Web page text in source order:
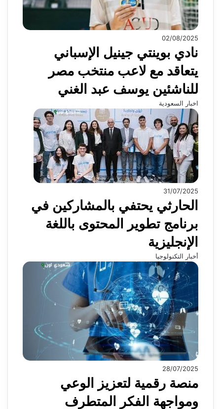
02/08/2025
نادي بوينتي جينيل الإسباني
يتعاقد مع لاعب منتخب مصر
للناشئين يوسف عبد الغني
اخبار السعودية
31/07/2025
الحارثي يحتفي بالمشاركين في
برنامج تطوير المحتوى باللغة
الإنجليزية
أخبار التكنولوجيا
28/07/2025
منصة رقمية لتعزيز الوعي
ومواجهة الفكر المتطرف